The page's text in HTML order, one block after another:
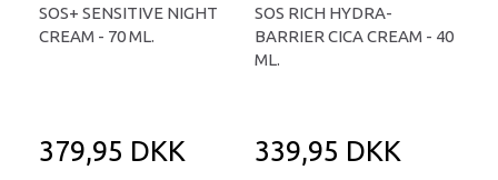
SOS+ SENSITIVE NIGHT
CREAM - 70 ML.
379,95 DKK
SOS RICH HYDRA-
BARRIER CICA CREAM - 40
ML.
339,95 DKK